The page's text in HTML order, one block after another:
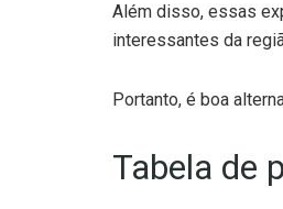
Além disso, essas
interessantes da
Portanto, é boa
Tabela de